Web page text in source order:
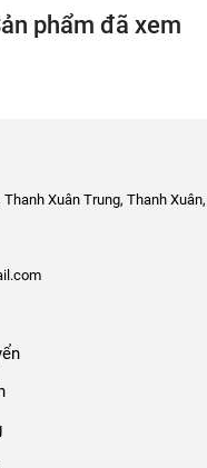
phẩm đã xem
Xuân Trung, Thanh